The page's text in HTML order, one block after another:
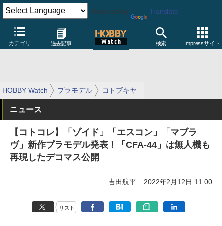
Powered by Translate
カテゴリ 過去記事 検索 Impressサイト
HOBBY Watch プラモデル コトブキヤ
ニュース
【コトコレ】「ゾイド」「エスコン」「マブラ
ヴ」新作プラモデル発表！「CFA-44」は無人機も
再現したデコマス公開
吉田航平 2022年2月12日 11:00
リスト